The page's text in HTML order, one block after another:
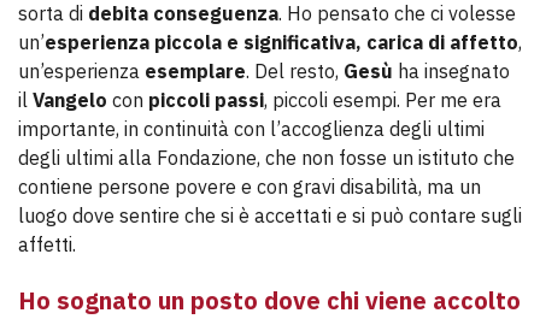
sorta di debita conseguenza. Ho pensato che ci volesse
un’esperienza piccola e significativa, carica di affetto,
un’esperienza esemplare. Del resto, Gesù ha insegnato
il Vangelo con piccoli passi, piccoli esempi. Per me era
importante, in continuità con l’accoglienza degli ultimi
degli ultimi alla Fondazione, che non fosse un istituto che
contiene persone povere e con gravi disabilità, ma un
luogo dove sentire che si è accettati e si può contare sugli
affetti.
Ho sognato un posto dove chi viene accolto